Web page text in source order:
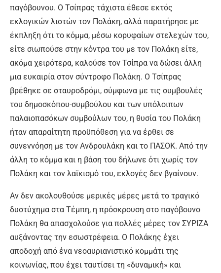
παγόβουνου. Ο Τσίπρας τάχιστα έθεσε εκτός
εκλογικών λιστών τον Πολάκη, αλλά παρατήρησε με
έκπληξη ότι το κόμμα, μέσω κορυφαίων στελεχών του,
είτε σιωπούσε στην κόντρα του με τον Πολάκη είτε,
ακόμα χειρότερα, καλούσε τον Τσίπρα να δώσει άλλη
μια ευκαιρία στον σύντροφο Πολάκη. Ο Τσίπρας
βρέθηκε σε σταυροδρόμι, σύμφωνα με τις συμβουλές
του δημοσκόπου-συμβούλου και των υπόλοιπων
παλαιοπασόκων συμβούλων του, η θυσία του Πολάκη
ήταν απαραίτητη προϋπόθεση για να έρθει σε
συνεννόηση με τον Ανδρουλάκη και το ΠΑΣΟΚ. Από την
άλλη το κόμμα και η βάση του δήλωνε ότι χωρίς τον
Πολάκη και τον λαϊκισμό του, εκλογές δεν βγαίνουν.
Αν δεν ακολουθούσε μερικές μέρες μετά το τραγικό
δυστύχημα στα Τέμπη, η πρόσκρουση στο παγόβουνο
Πολάκη θα απασχολούσε για πολλές μέρες τον ΣΥΡΙΖΑ
αυξάνοντας την εσωστρέφεια. Ο Πολάκης έχει
αποδοχή από ένα νεοαυριανιστικό κομμάτι της
κοινωνίας, που έχει ταυτίσει τη «δυναμική» και